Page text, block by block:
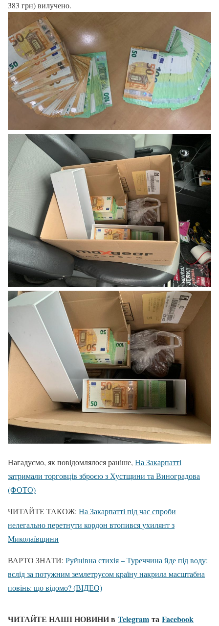
383 грн) вилучено.
Нагадуємо, як повідомлялося раніше, На Закарпатті
затримали торговців зброєю з Хустщини та Виноградова
(ФОТО)
ЧИТАЙТЕ ТАКОЖ: На Закарпатті під час спроби
нелегально перетнути кордон втопився ухилянт з
Миколаївщини
ВАРТО ЗНАТИ: Руйнівна стихія – Туреччина йде під воду:
вслід за потужним землетрусом країну накрила масштабна
повінь: що відомо? (ВІДЕО)
ЧИТАЙТЕ НАШІ НОВИНИ в Telegram та Facebook